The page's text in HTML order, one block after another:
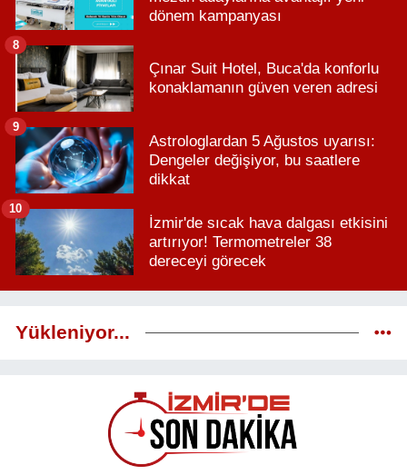
dönem kampanyası
Çınar Suit Hotel, Buca'da konforlu
konaklamanın güven veren adresi
8
Astrologlardan 5 Ağustos uyarısı:
Dengeler değişiyor, bu saatlere
dikkat
9
İzmir'de sıcak hava dalgası etkisini
artırıyor! Termometreler 38
dereceyi görecek
10
Yükleniyor...